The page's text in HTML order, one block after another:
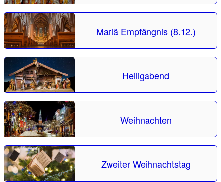
Mariä Empfängnis (8.12.)
Heiligabend
Weihnachten
Zweiter Weihnachtstag